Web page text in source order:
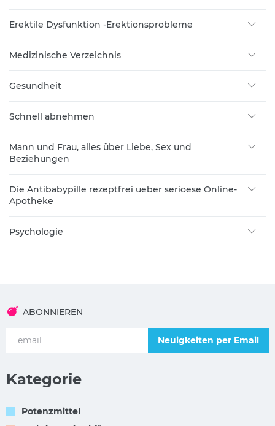
Erektile Dysfunktion -Erektionsprobleme
Medizinische Verzeichnis
Gesundheit
Schnell abnehmen
Mann und Frau, alles über Liebe, Sex und
Beziehungen
Die Antibabypille rezeptfrei ueber serioese Online-
Apotheke
Psychologie
ABONNIEREN
Neuigkeiten per Email
Kategorie
Potenzmittel